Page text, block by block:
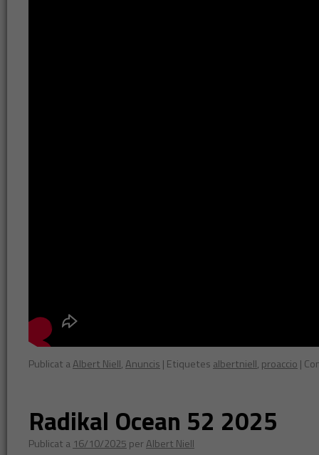
Publicat aAlbert Niell,Anuncis | Etiquetes albertniell, proaccio |
Radikal Ocean 52 2025
Publicat a 16/10/2025 perAlbert Niell